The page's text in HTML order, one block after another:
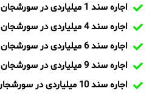
اجاره سند 1 میلیاردی در سورشجان
اجاره سند 4 میلیاردی در سورشجان
اجاره سند 6 میلیاردی در سورشجان
اجاره سند 9 میلیاردی در سورشجان
اجاره سند 10 میلیاردی در سورشجان